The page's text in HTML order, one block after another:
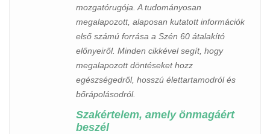
mozgatórugója. A tudományosan
megalapozott, alaposan kutatott információk
első számú forrása a Szén 60 átalakító
előnyeiről. Minden cikkével segít, hogy
megalapozott döntéseket hozz
egészségedről, hosszú élettartamodról és
bőrápolásodról.
Szakértelem, amely önmagáért
beszél